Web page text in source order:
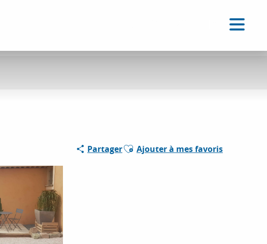
PartagerAjouter aux favoris
Ajouter à mes favoris